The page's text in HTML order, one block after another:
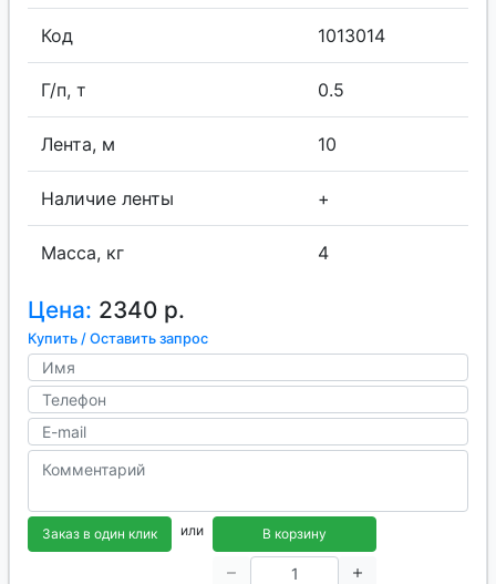
Код 1013014
Г/п, т 0.5
Лента, м 10
Наличие ленты +
Масса, кг 4
Цена: 2340 р.
Купить / Оставить запрос
Заказ в один клик или В корзину